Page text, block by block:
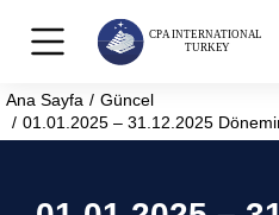
You are here:
Ana Sayfa
Güncel
01.01.2025 – 31.12.2025